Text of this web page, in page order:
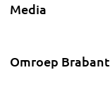
Media
Omroep Brabant